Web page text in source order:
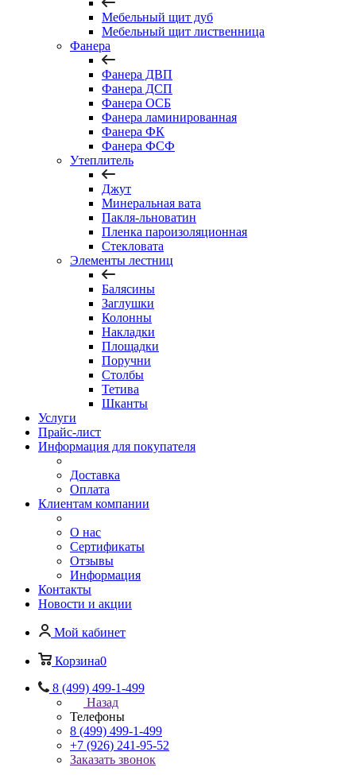
Мебельный щит дуб
Мебельный щит лиственница
Фанера
Фанера ДВП
Фанера ДСП
Фанера ОСБ
Фанера ламинированная
Фанера ФК
Фанера ФСФ
Утеплитель
Джут
Минеральная вата
Пакля-льноватин
Пленка пароизоляционная
Стекловата
Элементы лестниц
Балясины
Заглушки
Колонны
Накладки
Площадки
Поручни
Столбы
Тетива
Шканты
Услуги
Прайс-лист
Информация для покупателя
Доставка
Оплата
Клиентам компании
О нас
Сертификаты
Отзывы
Информация
Контакты
Новости и акции
Мой кабинет
Корзина0
8 (499) 499-1-499
Назад
Телефоны
8 (499) 499-1-499
+7 (926) 241-95-52
Заказать звонок